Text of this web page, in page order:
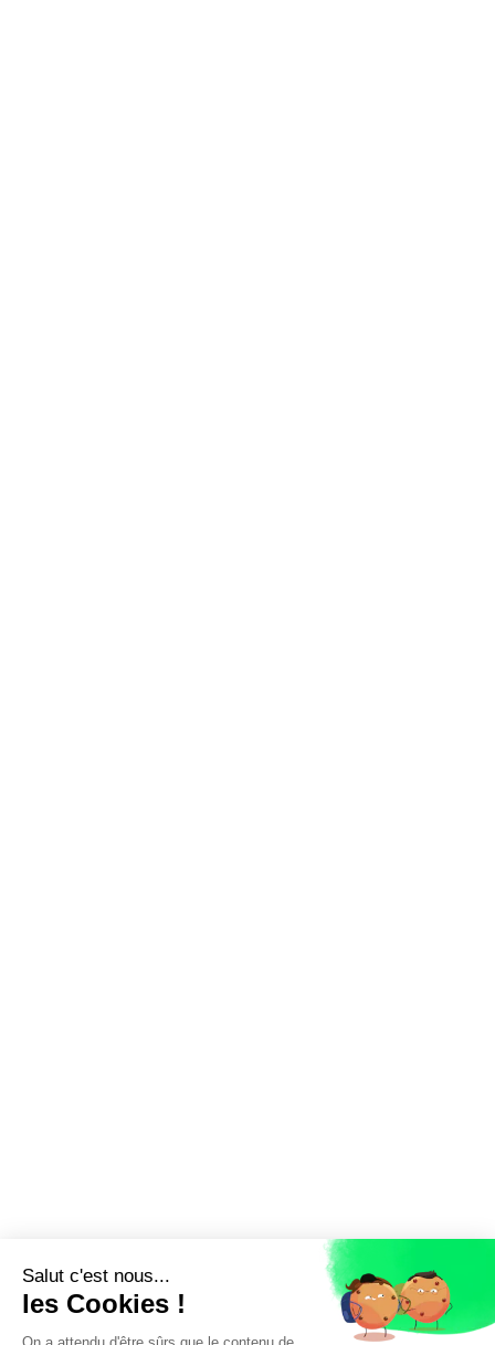
Salut c'est nous...
les Cookies !
On a attendu d'être sûrs que le contenu de